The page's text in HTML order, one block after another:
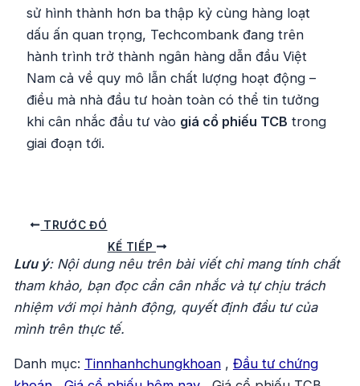
sử hình thành hơn ba thập kỷ cùng hàng loạt
dấu ấn quan trọng, Techcombank đang trên
hành trình trở thành ngân hàng dẫn đầu Việt
Nam cả về quy mô lẫn chất lượng hoạt động –
điều mà nhà đầu tư hoàn toàn có thể tin tưởng
khi cân nhắc đầu tư vào giá cổ phiếu TCB trong
giai đoạn tới.
Điều
bài
viết
TRƯỚC ĐÓ
KẾ TIẾP
Lưu ý: Nội dung nêu trên bài viết chỉ mang tính chất
tham khảo, bạn đọc cần cân nhắc và tự chịu trách
nhiệm với mọi hành động, quyết định đầu tư của
mình trên thực tế.
Danh mục: Tinnhanhchungkhoan, Đầu tư chứng